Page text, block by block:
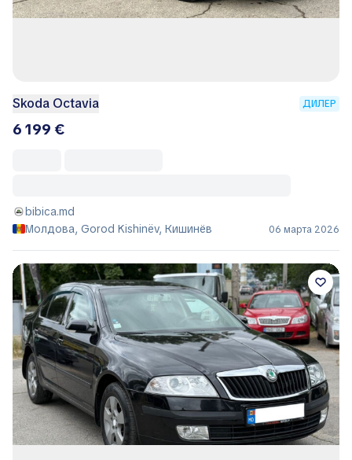
Skoda Octavia ДИЛЕР
6 199 €
bibica.md
Молдова, Gorod Kishinëv, Кишинёв
06 марта 2026